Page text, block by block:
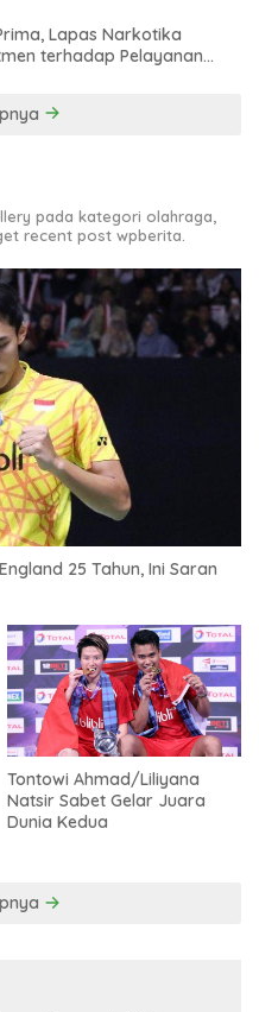
Lapas Narkotika
terhadap Pelayanan
pada kategori olahraga,
recent post wpberita.
25 Tahun, Ini Saran
Tontowi Ahmad/Liliyana
Natsir Sabet Gelar Juara
Dunia Kedua